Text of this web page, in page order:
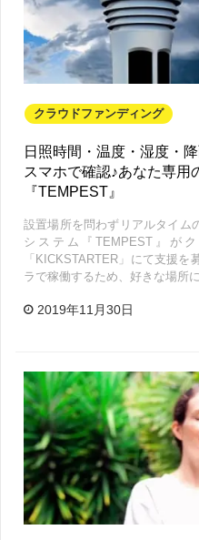
クラウドファンディング
日照時間・温度・湿度・
スマホで確認♪あなた専用
『TEMPEST』
設置場所を問わずリアルタイム
システム『TEMPEST』が
「KICKSTARTER」にて支援
ラで稼働するため、好きな場所
2019年11月30日